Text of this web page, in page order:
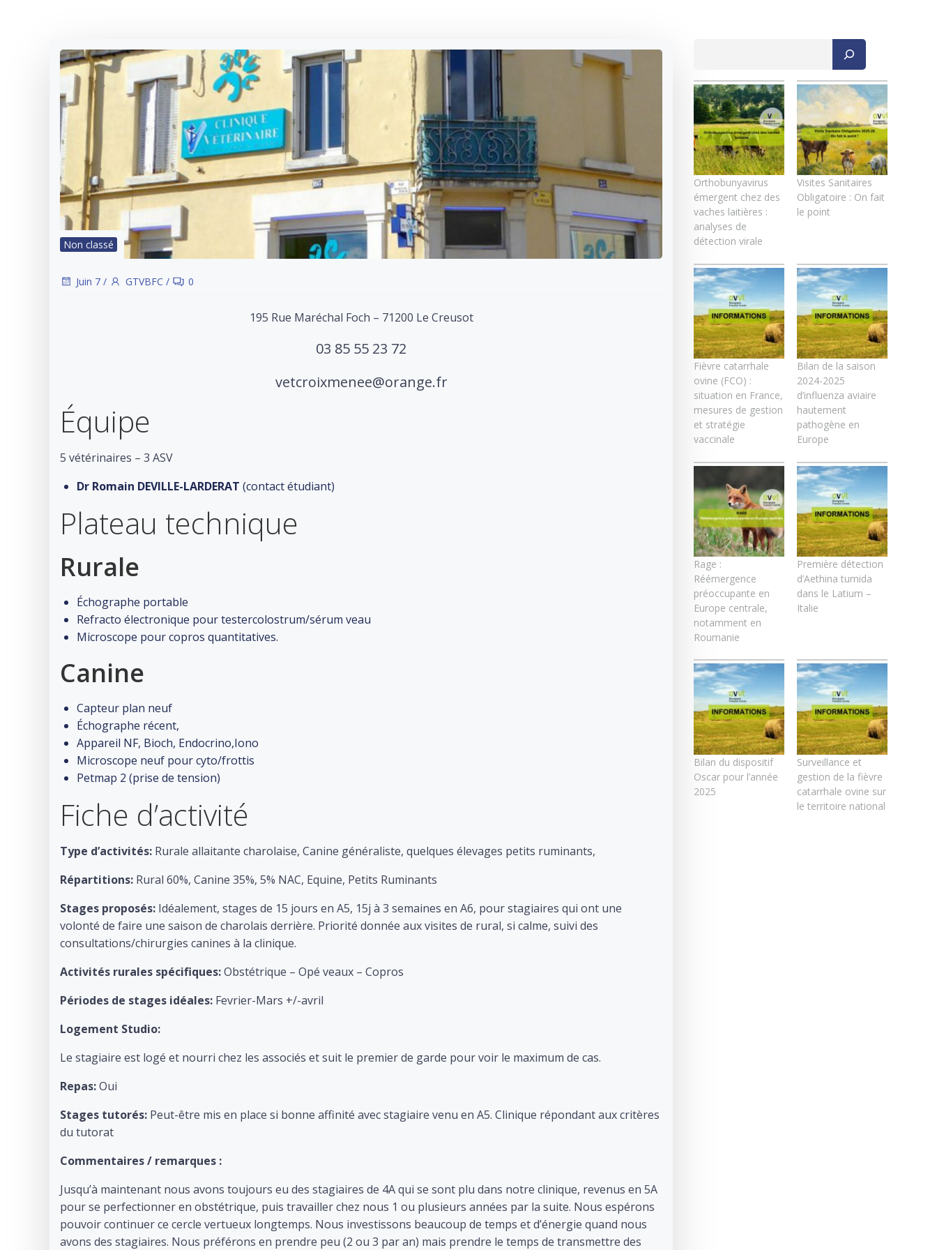
Non classé
Juin 7 / GTVBFC / 0
195 Rue Maréchal Foch – 71200 Le Creusot
03 85 55 23 72
vetcroixmenee@orange.fr
Équipe
5 vétérinaires – 3 ASV
Dr Romain DEVILLE-LARDERAT (contact étudiant)
Plateau technique
Rurale
Échographe portable
Refracto électronique pour testercolostrum/sérum veau
Microscope pour copros quantitatives.
Canine
Capteur plan neuf
Échographe récent,
Appareil NF, Bioch, Endocrino,Iono
Microscope neuf pour cyto/frottis
Petmap 2 (prise de tension)
Fiche d’activité
Type d’activités: Rurale allaitante charolaise, Canine généraliste, quelques élevages petits ruminants,
Répartitions: Rural 60%, Canine 35%, 5% NAC, Equine, Petits Ruminants
Stages proposés: Idéalement, stages de 15 jours en A5, 15j à 3 semaines en A6, pour stagiaires qui ont une
volonté de faire une saison de charolais derrière. Priorité donnée aux visites de rural, si calme, suivi des
consultations/chirurgies canines à la clinique.
Activités rurales spécifiques:Obstétrique – Opé veaux – Copros
Périodes de stages idéales: Fevrier-Mars +/-avril
Logement Studio:
Le stagiaire est logé et nourri chez les associés et suit le premier de garde pour voir le maximum de cas.
Repas:Oui
Stages tutorés: Peut-être mis en place si bonne affinité avec stagiaire venu en A5. Clinique répondant aux critères
du tutorat
Commentaires / remarques :
Jusqu’à maintenant nous avons toujours eu des stagiaires de 4A qui se sont plu dans notre clinique, revenus en 5A
pour se perfectionner en obstétrique, puis travailler chez nous 1 ou plusieurs années par la suite. Nous espérons
pouvoir continuer ce cercle vertueux longtemps. Nous investissons beaucoup de temps et d’énergie quand nous
avons des stagiaires. Nous préférons en prendre peu (2 ou 3 par an) mais prendre le temps de transmettre des
Orthobunyavirus
émergent chez des
vaches laitières :
analyses de
détection virale
Visites Sanitaires
Obligatoire : On fait
le point
Fièvre catarrhale
ovine (FCO) :
situation en France,
mesures de gestion
et stratégie
vaccinale
Bilan de la saison
2024-2025
d’influenza aviaire
hautement
pathogène en
Europe
Rage :
Réémergence
préoccupante en
Europe centrale,
notamment en
Roumanie
Première détection
d’Aethina tumida
dans le Latium –
Italie
Bilan du dispositif
Oscar pour l’année
2025
Surveillance et
gestion de la fièvre
catarrhale ovine sur
le territoire national